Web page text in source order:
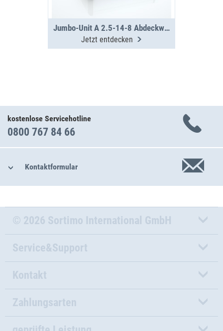
Jumbo-Unit A 2.5-14-8 Abdeckwanne
Jetzt entdecken
kostenlose Servicehotline
0800 767 84 66
Kontaktformular
© 2026 Sortimo International GmbH
Service&Support
Kontakt
Zahlungsarten